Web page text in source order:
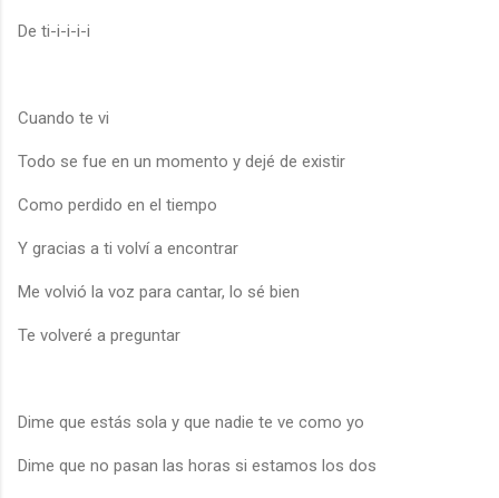
De ti-i-i-i-i
Cuando te vi
Todo se fue en un momento y dejé de existir
Como perdido en el tiempo
Y gracias a ti volví a encontrar
Me volvió la voz para cantar, lo sé bien
Te volveré a preguntar
Dime que estás sola y que nadie te ve como yo
Dime que no pasan las horas si estamos los dos